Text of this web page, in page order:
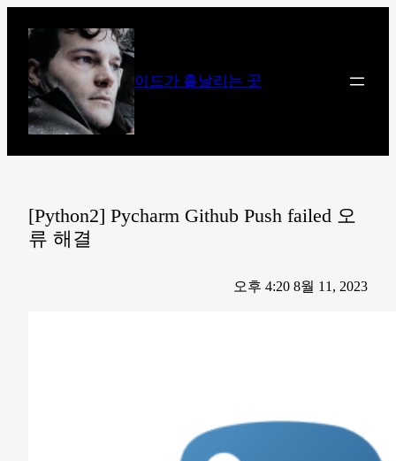
가
이드가 흩날리는 곳
[Python2] Pycharm Github Push failed 오
류 해결
오후 4:20 8월 11, 2023